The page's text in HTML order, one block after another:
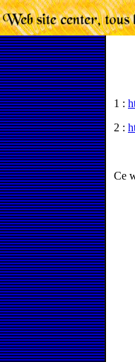
1 :
2 :
Ce